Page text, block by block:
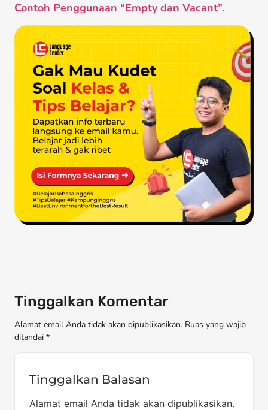
Contoh Penggunaan “Empty dan Vacant”.
Tinggalkan Komentar
Alamat email Anda tidak akan dipublikasikan. Ruas yang wajib
ditandai *
Tinggalkan Balasan
Alamat email Anda tidak akan dipublikasikan.